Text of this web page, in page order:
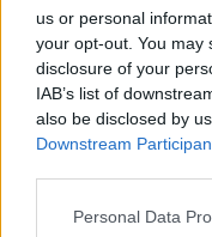
us or personal
your opt-out. You may
disclosure of your
IAB’s list of
also be disclosed by
Downstream
Personal Data
Horoskopi 9 Gusht
Çfarë kanë